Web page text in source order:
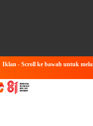
Iklan - Scroll ke bawah untuk